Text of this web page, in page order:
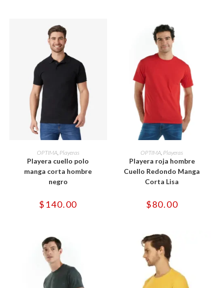
producto
producto
SELECCIONAR OPCIONES
producto
tiene
múltiples
variantes.
opciones
elegir
producto
OPTIMA, Playeras
Playera cuello polo
manga corta hombre
negro
$ 140.00
SELECCIONAR OPCIONES
producto
tiene
múltiples
variantes.
Las
opciones
elegir
de
producto
OPTIMA, Playeras
Playera roja hombre
Cuello Redondo Manga
Corta Lisa
$80.00